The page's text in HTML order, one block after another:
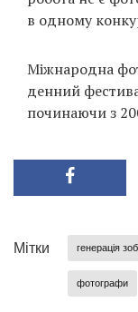
в одному
Міжнародна
денний
починаючи з
Мітки генерація
фотографи